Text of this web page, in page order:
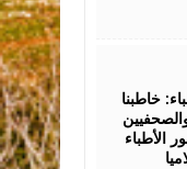
خاطبنا
الأطباء
2026